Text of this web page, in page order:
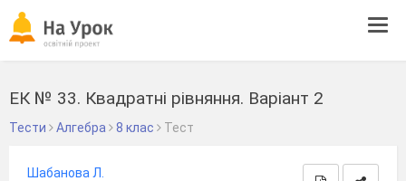
ЕК № 33. Квадратні рівняння. Варіант 2
Тести Алгебра 8 клас Тест
Шабанова Л.